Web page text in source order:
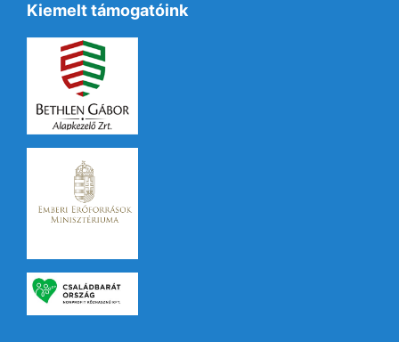
Kiemelt támogatóink